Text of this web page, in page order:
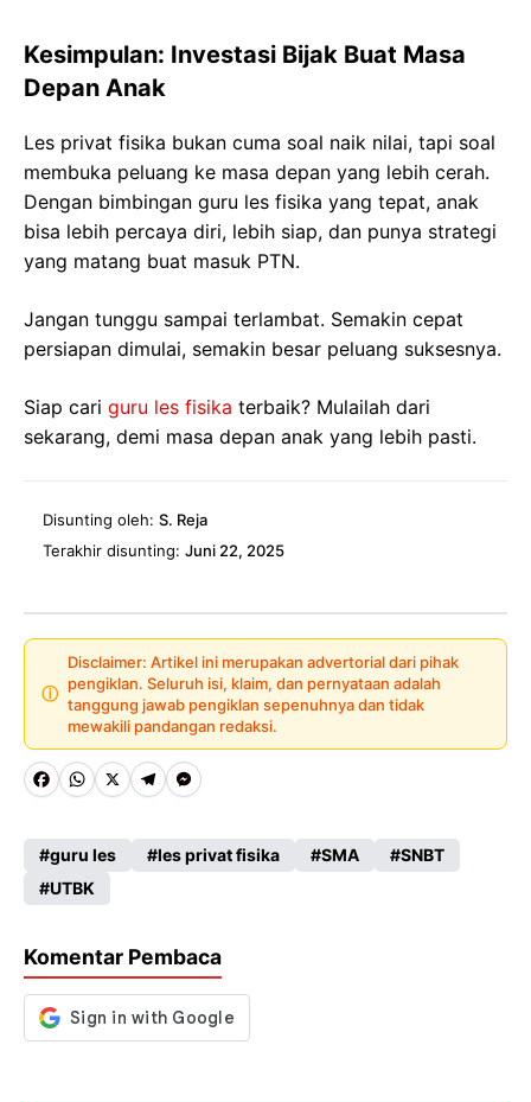
Kesimpulan: Investasi Bijak Buat Masa
Depan Anak
Les privat fisika bukan cuma soal naik nilai, tapi soal
membuka peluang ke masa depan yang lebih cerah.
Dengan bimbingan guru les fisika yang tepat, anak
bisa lebih percaya diri, lebih siap, dan punya strategi
yang matang buat masuk PTN.
Jangan tunggu sampai terlambat. Semakin cepat
persiapan dimulai, semakin besar peluang suksesnya.
Siap cari guru les fisika terbaik? Mulailah dari
sekarang, demi masa depan anak yang lebih pasti.
Disunting oleh: S. Reja
Terakhir disunting: Juni 22, 2025
ⓘ
Disclaimer: Artikel ini merupakan advertorial dari pihak
pengiklan. Seluruh isi, klaim, dan pernyataan adalah
tanggung jawab pengiklan sepenuhnya dan tidak
mewakili pandangan redaksi.
Fa
b
o
k
W
ts
A
p
X
Te
gr
M
se
er
guru les les privat fisika SMA
SNBT
UTBK
Komentar Pembaca